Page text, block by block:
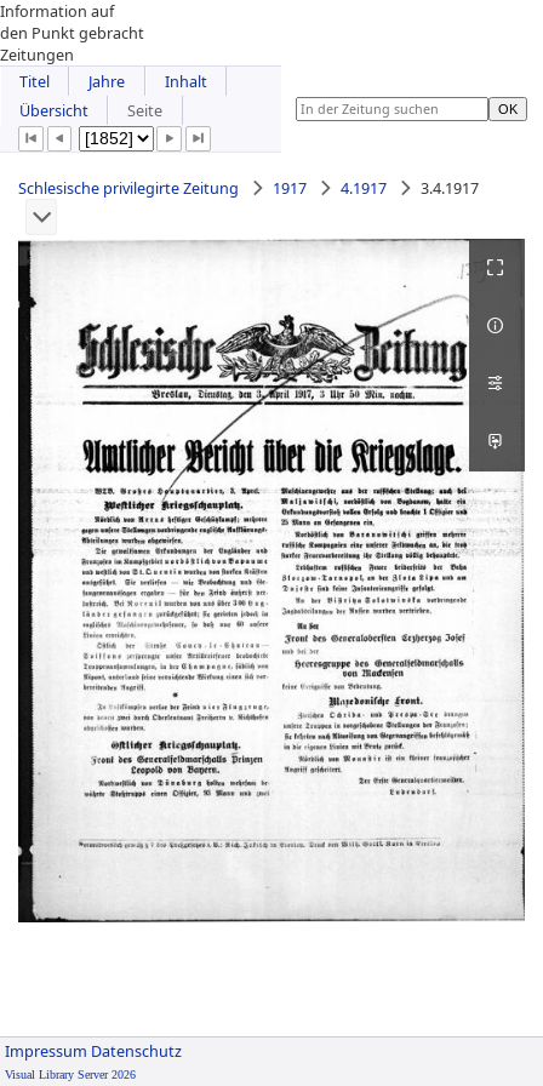
Information auf
den Punkt gebracht
Zeitungen
Titel
Jahre
Inhalt
Übersicht
Seite
Schlesische privilegirte Zeitung 1917 4.1917 3.4.1917
Impressum Datenschutz
Visual Library Server 2026